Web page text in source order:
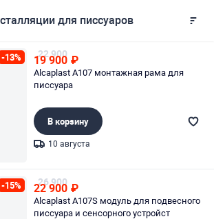
для писсуаров
-13% 22 900
19 900 ₽
Alcaplast A107 монтажная рама для
писсуара
В корзину
10 августа
-15% 26 900
22 900 ₽
Alcaplast A107S модуль для подвесного
писсуара и сенсорного устройст